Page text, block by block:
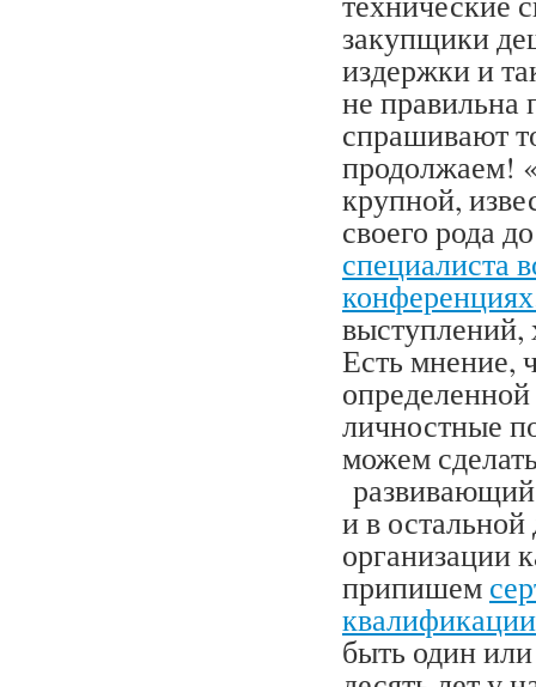
закупщики
издержки и
не правильна
спрашивают
продолжаем!
крупной,
своего рода
специалиста
выступлений,
Есть мнение,
личностные
можем
и в
организации
припишем
быть один